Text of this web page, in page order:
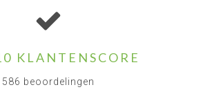
KLANTENSCORE
586 beoordelingen